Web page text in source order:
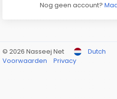
Nog geen account?
© 2026 Nasseej Net
Dutch
Voorwaarden
Privacy